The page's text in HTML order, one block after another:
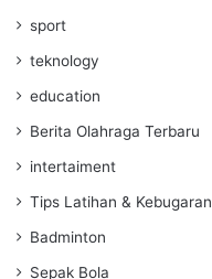
sport
teknology
education
Berita Olahraga Terbaru
intertaiment
Tips Latihan & Kebugaran
Badminton
Sepak Bola